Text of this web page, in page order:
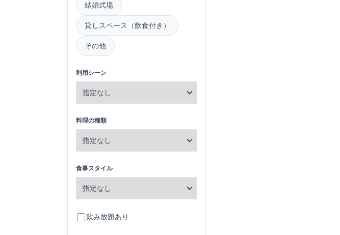
結婚式場
貸しスペース（飲食付き）
その他
利用シーン
料理の種類
食事スタイル
飲み放題あり